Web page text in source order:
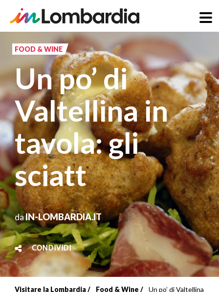
contenuto
principale
FOOD & WINE
Un po’ di
Valtellina in
tavola: gli
sciatt
daIN-LOMBARDIA.IT
CONDIVIDI
Visitare la Lombardia Food & Wine
Un po’ di Valtellina